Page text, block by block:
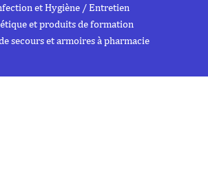
et Hygiène / Entretien
et produits de formation
secours et armoires à pharmacie